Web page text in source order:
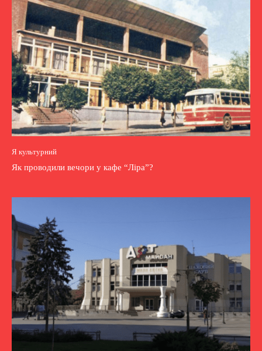
Я культурний
Як проводили вечори у кафе “Ліра”?